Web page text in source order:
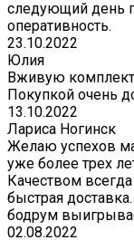
следующий день
оперативность.
23.10.2022
Юлия
Вживую комплект
Покупкой очень
13.10.2022
Лариса Ногинск
Желаю успехов
уже более трех
Качеством
быстрая
бодрум
02.08.2022